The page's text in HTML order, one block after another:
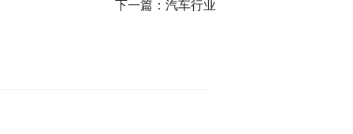
下一篇： 汽车行业